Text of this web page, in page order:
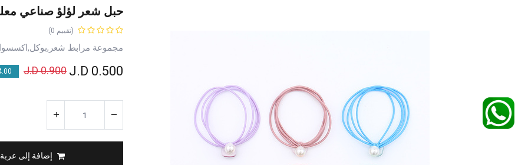
حبل شعر لؤلؤ صناعي معلق
(تقييم 0)
مجموعة مرابط
0.500
0.900
J.D
% OFF
إضافة إلى